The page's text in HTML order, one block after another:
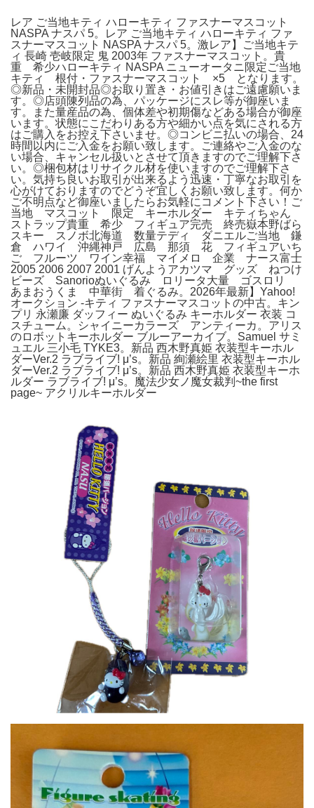
レア ご当地キティ ハローキティ ファスナーマスコット
NASPA ナスパ 5。レア ご当地キティ ハローキティ ファ
スナーマスコット NASPA ナスパ 5。激レア】ご当地キテ
ィ 長崎 壱岐限定 鬼 2003年 ファスナーマスコット。貴
重 希少ハローキティ NASPA ニューオータニ限定ご当地
キティ 根付・ファスナーマスコット ×5 となります。
◎新品・未開封品◎お取り置き・お値引きはご遠慮願いま
す。◎店頭陳列品の為、パッケージにスレ等が御座いま
す。また量産品の為、個体差や初期傷などある場合が御座
います。状態にこだわりある方や細かい点を気にされる方
はご購入をお控え下さいませ。◎コンビニ払いの場合、24
時間以内にご入金をお願い致します。ご連絡やご入金のな
い場合、キャンセル扱いとさせて頂きますのでご理解下さ
い。◎梱包材はリサイクル材を使いますのでご理解下さ
い。気持ち良いお取引が出来るよう迅速・丁寧なお取引を
心がけておりますのでどうぞ宜しくお願い致します。何か
ご不明点など御座いましたらお気軽にコメント下さい！ご
当地 マスコット 限定 キーホルダー キティちゃん
ストラップ貴重 希少 フィギュア完売 終売嶽本野ばら
スキー スノボ北海道 数量テディ ダニエルご当地 鎌
倉 ハワイ 沖縄神戸 広島 那須 花 フィギュアいち
ご フルーツ ワイン幸福 マイメロ 企業 ナース富士
2005 2006 2007 2001 げんようアカツマ グッズ ねつけ
ビーズ Sanorioぬいぐるみ ロリータ大量 ゴスロリ
あまおうくま 中華街 着ぐるみ。2026年最新】Yahoo!
オークション -キティ ファスナーマスコットの中古。キン
プリ 永瀬廉 ダッフィー ぬいぐるみ キーホルダー 衣装 コ
スチューム。シャイニーカラーズ アンティーカ。アリス
のロボットキーホルダー ブルーアーカイブ。Samuel サミ
ュエル 三小毛 TYKE3。新品 西木野真姫 衣装型キーホル
ダーVer.2 ラブライブ! μ’s。新品 絢瀬絵里 衣装型キーホル
ダーVer.2 ラブライブ! μ’s。新品 西木野真姫 衣装型キーホ
ルダー ラブライブ! μ’s。魔法少女ノ魔女裁判~the first
page~ アクリルキーホルダー